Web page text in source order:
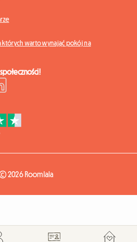
których warto wynająć pokój na
2026 Roomlala